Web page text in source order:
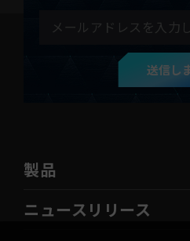
送信し
製品
ニュースリリース